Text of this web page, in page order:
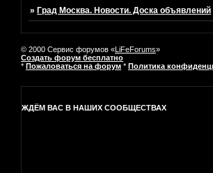
»Град Москва. Новости. Доска объявлений
© 2000 Сервис форумов «LiFeForums»
Создать форум бесплатно
* Пожаловаться на форум * Политика
ЖДЁМ ВАС В НАШИХ СООБЩЕСТВАХ